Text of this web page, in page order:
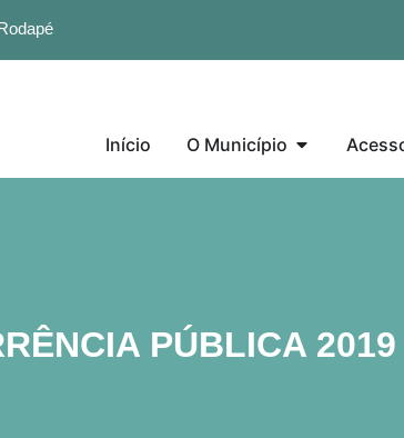
Início O Município
PÚBLICA 2019